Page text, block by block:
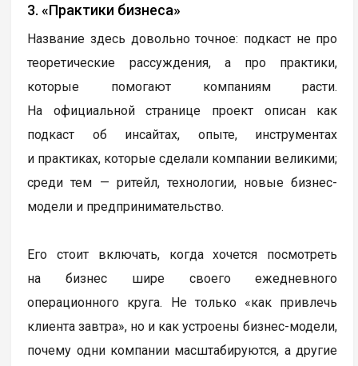
3. «Практики бизнеса»
Название здесь довольно точное: подкаст не про
теоретические рассуждения, а про практики,
которые помогают компаниям расти.
На официальной странице проект описан как
подкаст об инсайтах, опыте, инструментах
и практиках, которые сделали компании великими;
среди тем — ритейл, технологии, новые бизнес-
модели и предпринимательство.
Его стоит включать, когда хочется посмотреть
на бизнес шире своего ежедневного
операционного круга. Не только «как привлечь
клиента завтра», но и как устроены бизнес-модели,
почему одни компании масштабируются, а другие